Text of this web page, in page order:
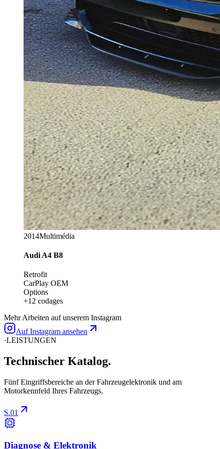
2014Multimédia
AudiA4 B8
Retrofit
CarPlay OEM
+12 codages
Mehr Arbeiten auf unserem Instagram
·LEISTUNGEN
Technischer Katalog.
Motorkennfeld Ihres Fahrzeugs.
S.01